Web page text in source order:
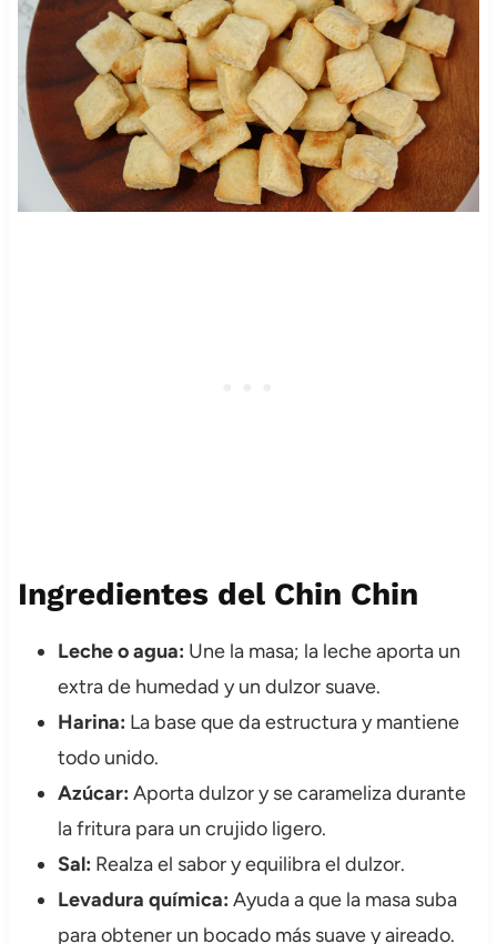
Ingredientes del Chin Chin
Leche o agua: Une la masa; la leche aporta un
extra de humedad y un dulzor suave.
Harina: La base que da estructura y mantiene
todo unido.
Azúcar: Aporta dulzor y se carameliza durante
la fritura para un crujido ligero.
Sal: Realza el sabor y equilibra el dulzor.
Levadura química: Ayuda a que la masa suba
para obtener un bocado más suave y aireado.